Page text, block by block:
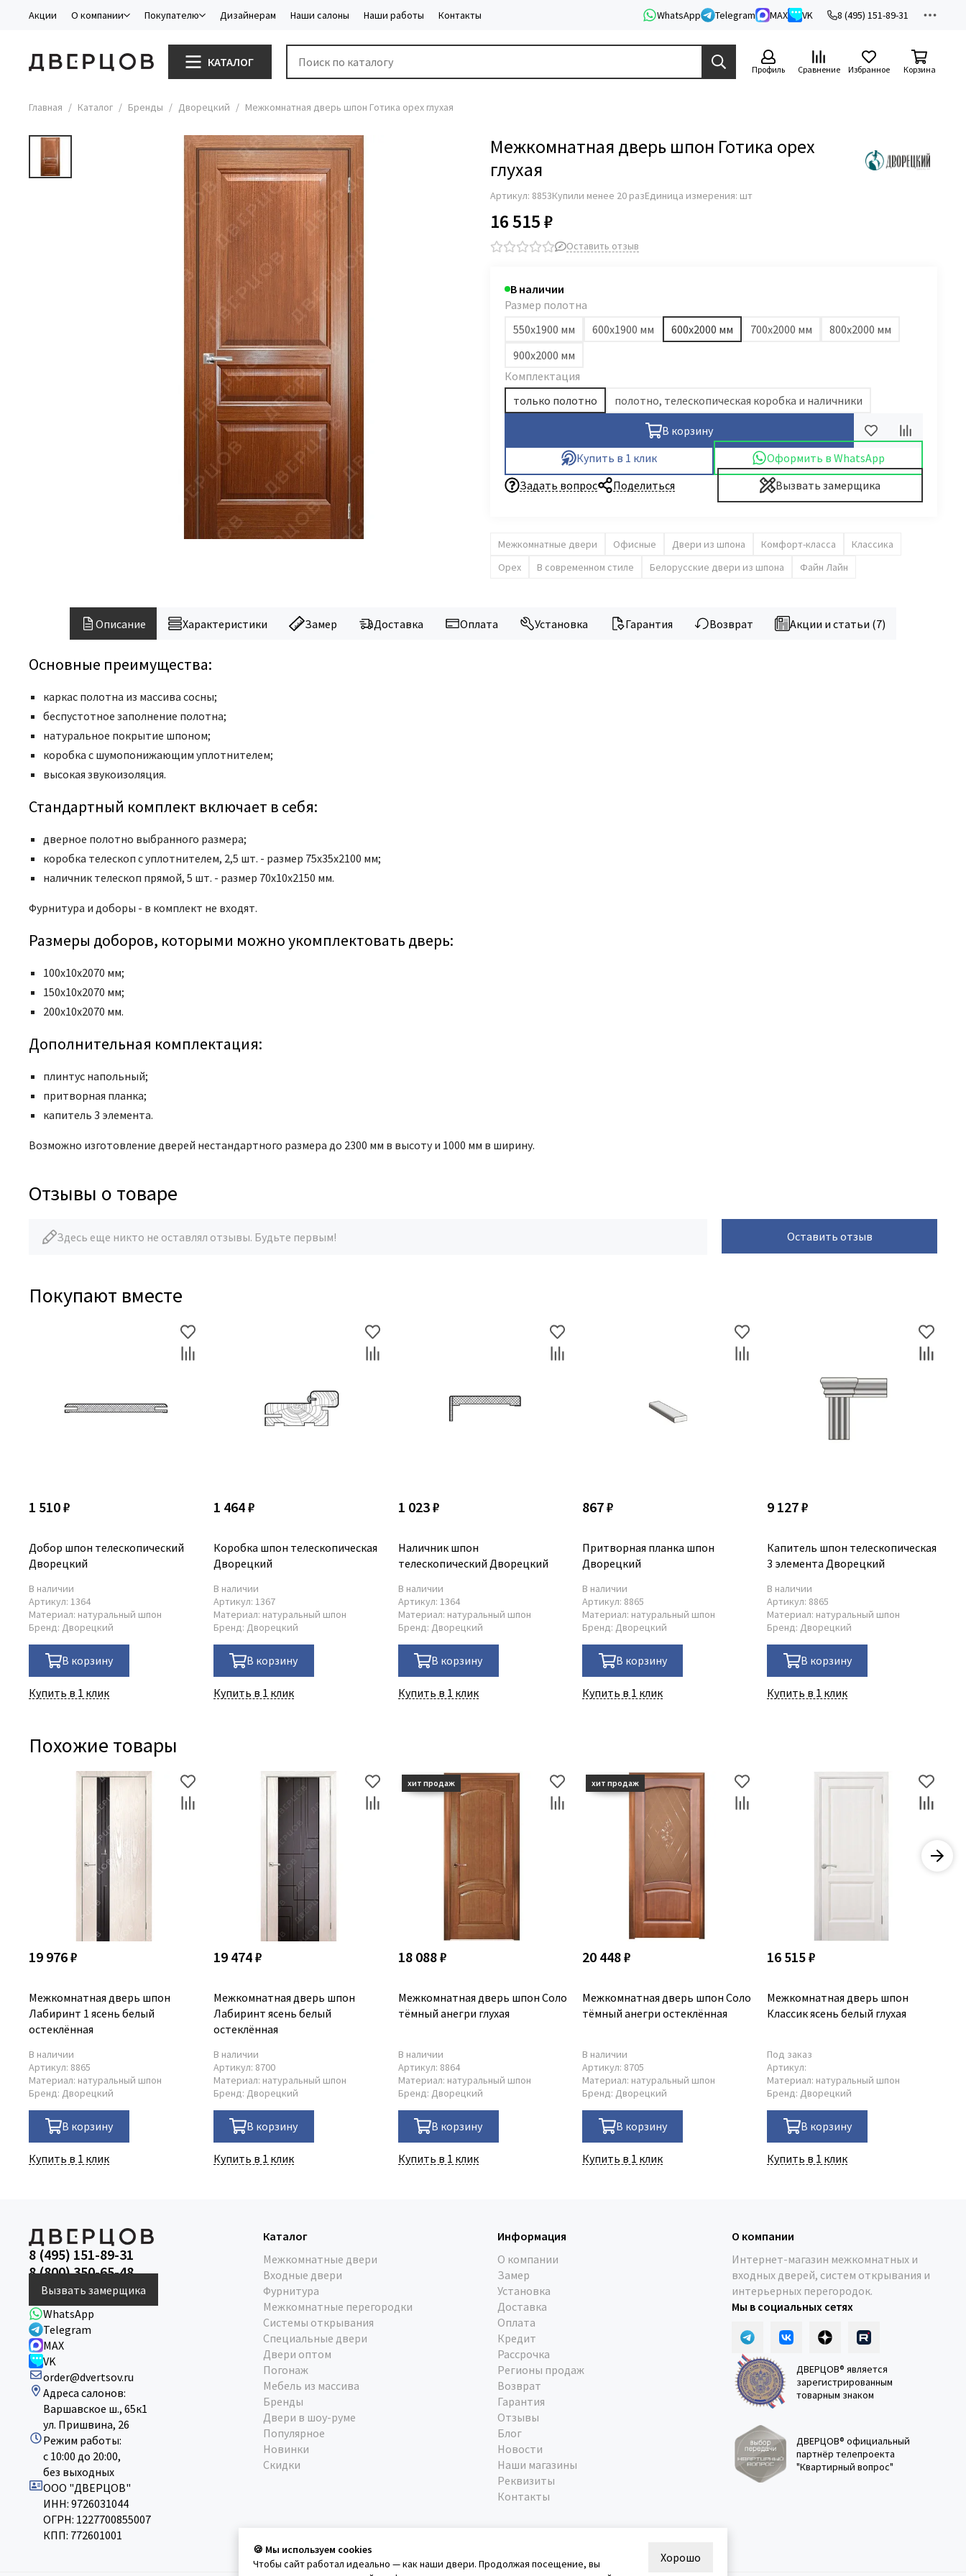
Акции О компании Покупателю Дизайнерам Наши салоны Наши работы Контакты WhatsApp Telegram MAX VK 8 (495) 151-89-31
КАТАЛОГ
Профиль Сравнение Избранное Корзина
Главная Каталог Бренды Дворецкий Межкомнатная дверь шпон Готика орех глухая
Межкомнатная дверь шпон Готика орех
глухая
Артикул: 8853Купили менее 20 разЕдиница измерения: шт
16 515 ₽
Оставить отзыв
В наличии
Размер полотна
550х1900 мм
600х1900 мм 600х2000 мм 700х2000 мм
800х2000 мм
900х2000 мм
Комплектация
только полотно
полотно, телескопическая коробка и наличники
В корзину
Купить в 1 клик
Оформить в WhatsApp
Вызвать замерщика
Задать вопрос Поделиться
Межкомнатные двери Офисные Двери из шпона Комфорт-класса
Классика
Орех
В современном стиле Белорусские двери из шпона Файн Лайн
Описание Характеристики Замер Доставка Оплата Установка Гарантия Возврат Акции и статьи (7)
Основные преимущества:
каркас полотна из массива сосны;
беспустотное заполнение полотна;
натуральное покрытие шпоном;
коробка с шумопонижающим уплотнителем;
высокая звукоизоляция.
Стандартный комплект включает в себя:
дверное полотно выбранного размера;
коробка телескоп с уплотнителем, 2,5 шт. - размер 75x35x2100 мм;
наличник телескоп прямой, 5 шт. - размер 70x10x2150 мм.
Фурнитура и доборы - в комплект не входят.
Размеры доборов, которыми можно укомплектовать дверь:
100х10х2070 мм;
150х10х2070 мм;
200х10х2070 мм.
Дополнительная комплектация:
плинтус напольный;
притворная планка;
капитель 3 элемента.
Возможно изготовление дверей нестандартного размера до 2300 мм в высоту и 1000 мм в ширину.
Отзывы о товаре
Здесь еще никто не оставлял отзывы. Будьте первым! Оставить отзыв
Покупают вместе
1 510 ₽
Добор шпон телескопический
Дворецкий
В наличии
Артикул: 1364
Материал: натуральный шпон
Бренд: Дворецкий
В корзину
Купить в 1 клик
1 464 ₽
Коробка шпон телескопическая
Дворецкий
В наличии
Артикул: 1367
Материал: натуральный шпон
Бренд: Дворецкий
В корзину
Купить в 1 клик
1 023 ₽
Наличник шпон
телескопический Дворецкий
В наличии
Артикул: 1364
Материал: натуральный шпон
Бренд: Дворецкий
В корзину
Купить в 1 клик
867 ₽
Притворная планка шпон
Дворецкий
В наличии
Артикул: 8865
Материал: натуральный шпон
Бренд: Дворецкий
В корзину
Купить в 1 клик
9 127 ₽
Капитель шпон телескопическая
3 элемента Дворецкий
В наличии
Артикул: 8865
Материал: натуральный шпон
Бренд: Дворецкий
В корзину
Купить в 1 клик
Похожие товары
19 976 ₽
Межкомнатная дверь шпон
Лабиринт 1 ясень белый
остеклённая
В наличии
Артикул: 8865
Материал: натуральный шпон
Бренд: Дворецкий
В корзину
Купить в 1 клик
19 474 ₽
Межкомнатная дверь шпон
Лабиринт ясень белый
остеклённая
В наличии
Артикул: 8700
Материал: натуральный шпон
Бренд: Дворецкий
В корзину
Купить в 1 клик
18 088 ₽
Межкомнатная дверь шпон Соло
тёмный анегри глухая
В наличии
Артикул: 8864
Материал: натуральный шпон
Бренд: Дворецкий
В корзину
Купить в 1 клик
20 448 ₽
Межкомнатная дверь шпон Соло
тёмный анегри остеклённая
В наличии
Артикул: 8705
Материал: натуральный шпон
Бренд: Дворецкий
В корзину
Купить в 1 клик
16 515 ₽
Межкомнатная дверь шпон
Классик ясень белый глухая
Под заказ
Артикул:
Материал: натуральный шпон
Бренд: Дворецкий
В корзину
Купить в 1 клик
8 (495) 151-89-31
8 (800) 350-65-48
Вызвать замерщика
WhatsApp
Telegram
MAX
VK
order@dvertsov.ru
Адреса салонов:
Варшавское ш., 65к1
ул. Пришвина, 26
Режим работы:
с 10:00 до 20:00,
без выходных
ООО "ДВЕРЦОВ"
ИНН: 9726031044
ОГРН: 1227700855007
КПП: 772601001
Каталог
Межкомнатные двери
Входные двери
Фурнитура
Межкомнатные перегородки
Системы открывания
Специальные двери
Двери оптом
Погонаж
Мебель из массива
Бренды
Двери в шоу-руме
Популярное
Новинки
Скидки
Информация
О компании
Замер
Установка
Доставка
Оплата
Кредит
Рассрочка
Регионы продаж
Возврат
Гарантия
Отзывы
Блог
Новости
Наши магазины
Реквизиты
Контакты
О компании
Интернет-магазин межкомнатных и
входных дверей, систем открывания и
интерьерных перегородок.
Мы в социальных сетях
ДВЕРЦОВ® является
зарегистрированным
товарным знаком
ДВЕРЦОВ® официальный
партнёр телепроекта
"Квартирный вопрос"
🍪 Мы используем cookies
Чтобы сайт работал идеально — как наши двери. Продолжая посещение, вы
Хорошо